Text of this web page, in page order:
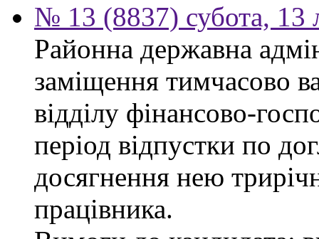
№ 13 (8837) субота, 13
Районна державна
заміщення тимчасово
відділу фінансово-
період відпустки по
досягнення нею
працівника.